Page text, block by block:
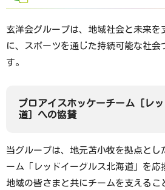
法人グループ施
玄洋会グループは、地域社会と未来
に、スポーツを通じた持続可能な社
す。
プロアイスホッケーチーム［レ
道］への協賛
当グループは、地元苫小牧を拠点と
ーム「レッドイーグルス北海道」を応
地域の皆さまと共にチームを支える